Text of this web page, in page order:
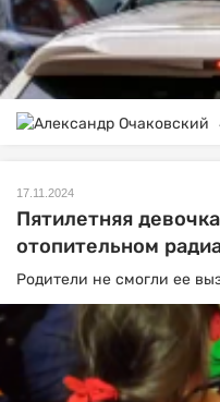
17.11.2024
Пятилетняя
отопительном
Родители не смогли ее